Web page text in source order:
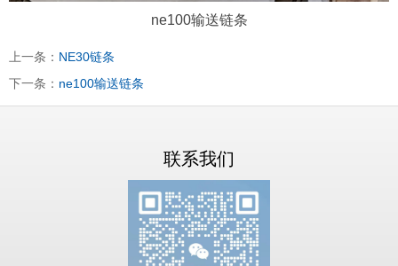
ne100输送链条
上一条： NE30链条
下一条： ne100输送链条
联系我们